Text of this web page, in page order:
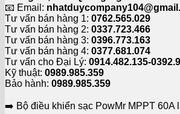
📧 Email:
Tư vấn bán hàng 1: 0762.565.029
Tư vấn bán hàng 2: 0337.723.466
Tư vấn bán hàng 3: 0396.773.163
Tư vấn bán hàng 4: 0377.681.074
Tư vấn cho Đại Lý: 0914.482.135-
Kỹ thuật: 0989.985.359
Bảo hành: 0989.985.359
➡️ Bộ điều khiển sạc PowMr MPPT 60A